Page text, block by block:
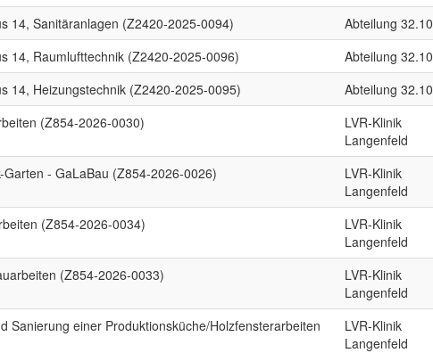
14, Sanitäranlagen (Z2420-2025-0094) Abteilung 32.10
14, Raumlufttechnik (Z2420-2025-0096) Abteilung 32.10
14, Heizungstechnik (Z2420-2025-0095) Abteilung 32.10
(Z854-2026-0030)
LVR-Klinik
Langenfeld
- GaLaBau (Z854-2026-0026)
LVR-Klinik
Langenfeld
(Z854-2026-0034)
LVR-Klinik
Langenfeld
(Z854-2026-0033)
LVR-Klinik
Langenfeld
Sanierung einer Produktionsküche/Holzfensterarbeiten
LVR-Klinik
Langenfeld